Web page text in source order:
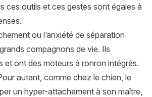
ces outils et ces gestes sont égales à
ou l’anxiété de séparation
compagnons de vie. Ils
et ont des moteurs à ronron intégrés.
autant, comme chez le chien, le
un hyper-attachement à son maître,